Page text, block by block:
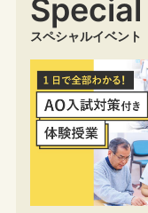
スペシャルイベント